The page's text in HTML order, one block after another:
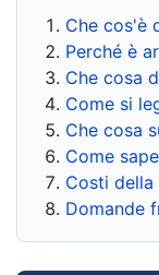
Che cos'è
Perché è
Che cosa
Come si
Che cosa
Come
Costi della
Domande